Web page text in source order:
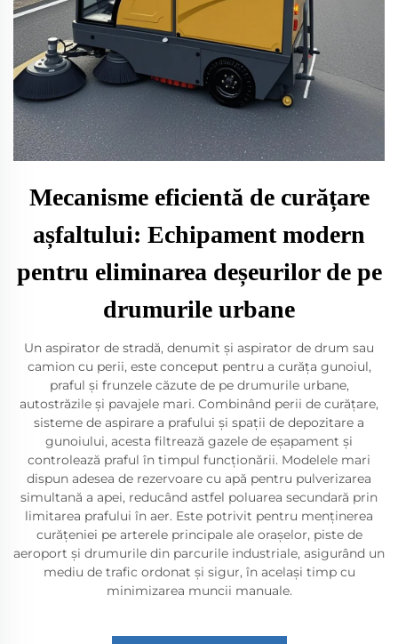
Mecanisme eficientă de curățare
așfaltului: Echipament modern
pentru eliminarea deșeurilor de pe
drumurile urbane
Un aspirator de stradă, denumit și aspirator de drum sau
camion cu perii, este conceput pentru a curăța gunoiul,
praful și frunzele căzute de pe drumurile urbane,
autostrăzile și pavajele mari. Combinând perii de curățare,
sisteme de aspirare a prafului și spații de depozitare a
gunoiului, acesta filtrează gazele de eșapament și
controlează praful în timpul funcționării. Modelele mari
dispun adesea de rezervoare cu apă pentru pulverizarea
simultană a apei, reducând astfel poluarea secundară prin
limitarea prafului în aer. Este potrivit pentru menținerea
curățeniei pe arterele principale ale orașelor, piste de
aeroport și drumurile din parcurile industriale, asigurând un
mediu de trafic ordonat și sigur, în același timp cu
minimizarea muncii manuale.